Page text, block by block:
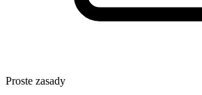
Proste zasady